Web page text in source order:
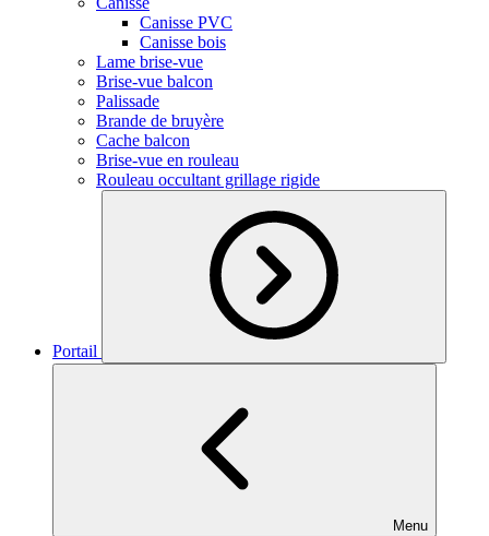
Canisse PVC
Canisse bois
Lame brise-vue
Brise-vue balcon
Palissade
Brande de bruyère
Cache balcon
Brise-vue en rouleau
Rouleau occultant grillage rigide
Portail
Menu